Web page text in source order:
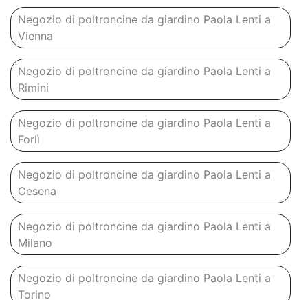
Negozio di poltroncine da giardino Paola Lenti a
Vienna
Negozio di poltroncine da giardino Paola Lenti a
Rimini
Negozio di poltroncine da giardino Paola Lenti a
Forlì
Negozio di poltroncine da giardino Paola Lenti a
Cesena
Negozio di poltroncine da giardino Paola Lenti a
Milano
Negozio di poltroncine da giardino Paola Lenti a
Torino